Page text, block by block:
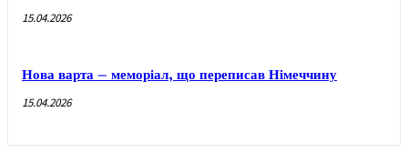
15.04.2026
Нова варта – меморіал, що переписав Німеччину
15.04.2026